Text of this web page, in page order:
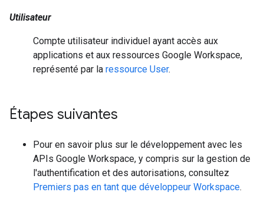
Utilisateur
Compte utilisateur individuel ayant accès aux
applications et aux ressources Google Workspace,
représenté par la ressource User.
Étapes suivantes
Pour en savoir plus sur le développement avec les
APIs Google Workspace, y compris sur la gestion de
l'authentification et des autorisations, consultez
Premiers pas en tant que développeur Workspace.